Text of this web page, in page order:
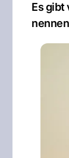
Es gibt